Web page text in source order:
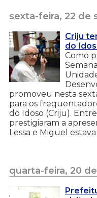
sexta-feira, 22 de
Criju
do
Como
promoveu nesta
para os
do Idoso (Criju).
prestigiaram a
Lessa e Miguel
quarta-feira, 20